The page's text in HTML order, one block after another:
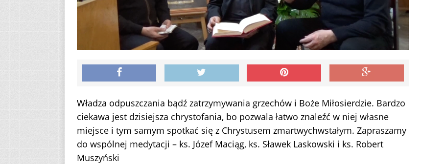
Władza odpuszczania bądź zatrzymywania grzechów i Boże Miłosierdzie. Bardzo
ciekawa jest dzisiejsza chrystofania, bo pozwala łatwo znaleźć w niej własne
miejsce i tym samym spotkać się z Chrystusem zmartwychwstałym. Zapraszamy
do wspólnej medytacji – ks. Józef Maciąg, ks. Sławek Laskowski i ks. Robert
Muszyński